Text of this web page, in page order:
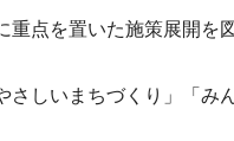
点を置いた施策展開を
しいまちづくり」「み